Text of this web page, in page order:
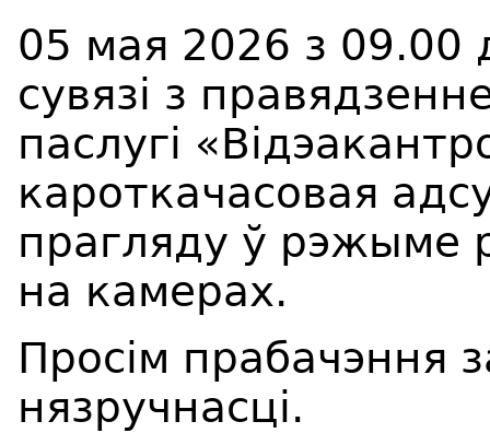
05 мая 2026 з 09.00
сувязі з
паслугі
кароткачасовая
прагляду ў рэжыме
на камерах.
Просім прабачэння
нязручнасці.